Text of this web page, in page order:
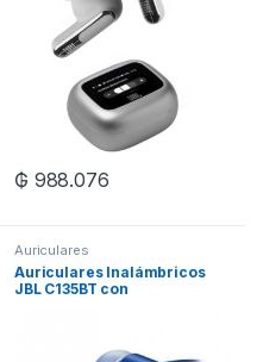
₲ 988.076
Auriculares
Auriculares Inalámbricos
JBL C135BT con